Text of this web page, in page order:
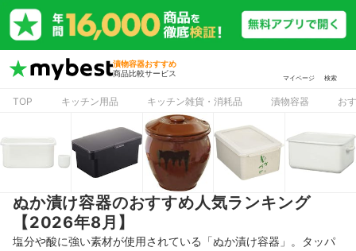
漬物容器おすすめ
商品比較サービス
マイページ 検索
TOP キッチン用品 キッチン雑貨・消耗品 漬物容器 お
ぬか漬け容器のおすすめ人気ランキング
【2026年8月】
塩分や酸に強い素材が使用されている「ぬか漬け容器」。タッパ